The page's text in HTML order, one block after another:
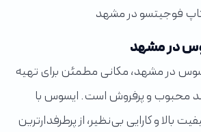
فوجیتسو در مشهد
در مشهد
در مشهد، مکانی مطمئن برای تهیه
محبوب و پرفروش است. ایسوس با
بالا و کارایی بی‌نظیر، از پرطرفدارترین